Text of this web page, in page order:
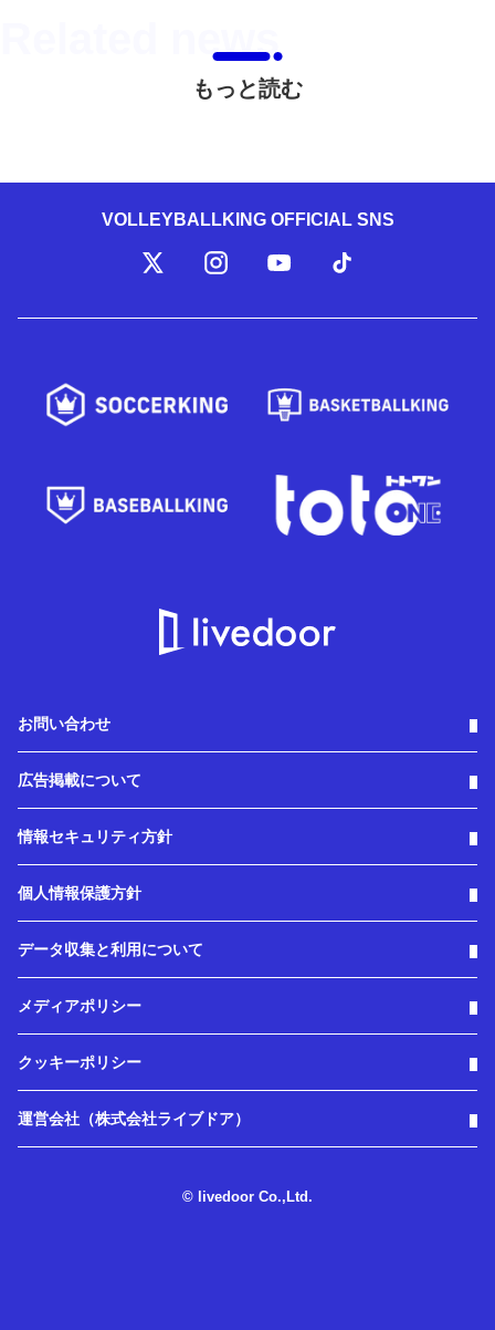
もっと読む
VOLLEYBALLKING OFFICIAL SNS
お問い合わせ
広告掲載について
情報セキュリティ方針
個人情報保護方針
データ収集と利用について
メディアポリシー
クッキーポリシー
運営会社（株式会社ライブドア）
© livedoor Co.,Ltd.